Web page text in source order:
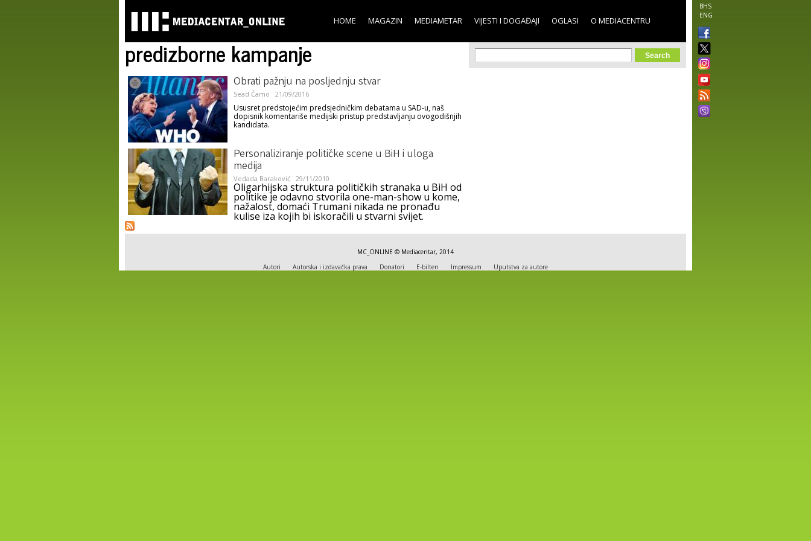
main
content
BHS
ENG
HOME MAGAZIN MEDIAMETAR VIJESTI I DOGAĐAJI OGLASI O MEDIACENTRU
predizborne kampanje
Obrati pažnju na posljednju stvar
Sead Čamo 21/09/2016
Ususret predstojećim predsjedničkim debatama u SAD-u, naš
dopisnik komentariše medijski pristup predstavljanju ovogodišnjih
kandidata.
Personaliziranje političke scene u BiH i uloga
medija
Vedada Baraković 29/11/2010
Oligarhijska struktura političkih stranaka u BiH od
politike je odavno stvorila one-man-show u kome,
nažalost, domaći Trumani nikada ne pronađu
kulise iza kojih bi iskoračili u stvarni svijet.
Search form
Search
MC_ONLINE © Mediacentar, 2014
Autori
Autorska i izdavačka prava Donatori E-bilten Impressum Uputstva za autore